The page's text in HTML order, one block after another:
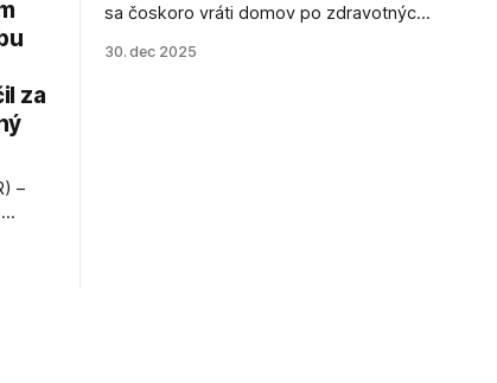
za
–
sa čoskoro vráti domov po zdravotných
30. dec 2025